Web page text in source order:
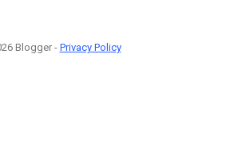
Blogger - Privacy Policy